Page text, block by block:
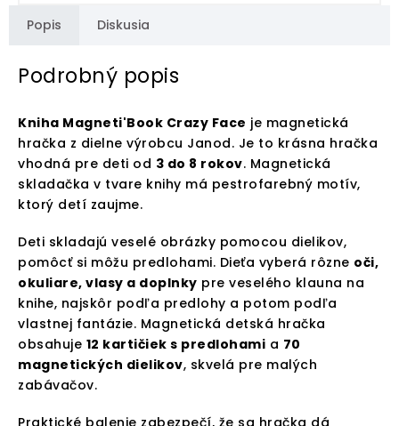
Popis Diskusia
Podrobný popis
Kniha Magneti'Book Crazy Face je magnetická
hračka z dielne výrobcu Janod. Je to krásna hračka
vhodná pre deti od 3 do 8 rokov. Magnetická
skladačka v tvare knihy má pestrofarebný motív,
ktorý detí zaujme.
Deti skladajú veselé obrázky pomocou dielikov,
pomôcť si môžu predlohami. Dieťa vyberá rôzne oči,
okuliare, vlasy a doplnky pre veselého klauna na
knihe, najskôr podľa predlohy a potom podľa
vlastnej fantázie. Magnetická detská hračka
obsahuje 12 kartičiek s predlohami a 70
magnetických dielikov, skvelá pre malých
zabávačov.